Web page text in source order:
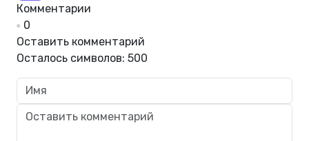
Комментарии
0
Оставить комментарий
Осталось символов: 500